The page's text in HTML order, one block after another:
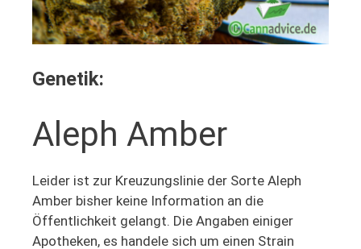
Genetik:
Aleph Amber
Leider ist zur Kreuzungslinie der Sorte Aleph
Amber bisher keine Information an die
Öffentlichkeit gelangt. Die Angaben einiger
Apotheken, es handele sich um einen Strain